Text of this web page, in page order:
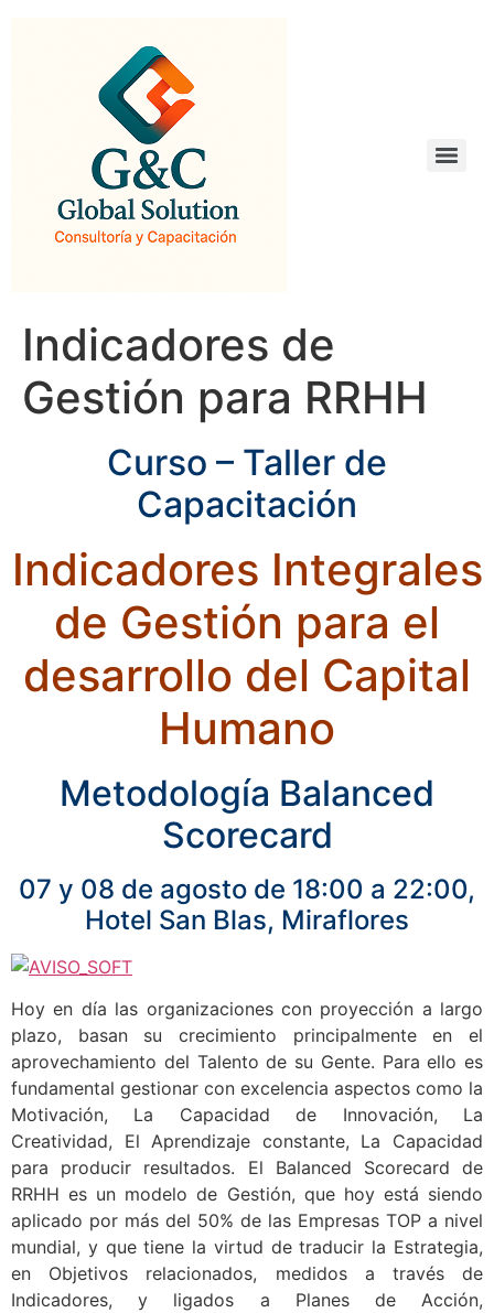
Indicadores de
Gestión para RRHH
Curso – Taller de
Capacitación
Indicadores Integrales
de Gestión para el
desarrollo del Capital
Humano
Metodología Balanced
Scorecard
07 y 08 de agosto de 18:00 a 22:00,
Hotel San Blas, Miraflores
Hoy en día las organizaciones con proyección a largo
plazo, basan su crecimiento principalmente en el
aprovechamiento del Talento de su Gente. Para ello es
fundamental gestionar con excelencia aspectos como la
Motivación, La Capacidad de Innovación, La
Creatividad, El Aprendizaje constante, La Capacidad
para producir resultados. El Balanced Scorecard de
RRHH es un modelo de Gestión, que hoy está siendo
aplicado por más del 50% de las Empresas TOP a nivel
mundial, y que tiene la virtud de traducir la Estrategia,
en Objetivos relacionados, medidos a través de
Indicadores, y ligados a Planes de Acción,